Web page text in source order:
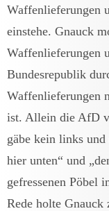
Waffenlieferungen
einstehe. Gnauck
Waffenlieferungen
Bundesrepublik
Waffenlieferungen
ist. Allein die AfD
gäbe kein links und
hier unten“ und
gefressenen Pöbel
Rede holte Gnauck